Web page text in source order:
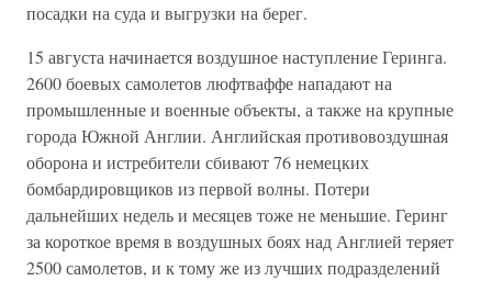
посадки на суда и выгрузки на берег.
15 августа начинается воздушное наступление Геринга.
2600 боевых самолетов люфтваффе нападают на
промышленные и военные объекты, а также на крупные
города Южной Англии. Английская противовоздушная
оборона и истребители сбивают 76 немецких
бомбардировщиков из первой волны. Потери
дальнейших недель и месяцев тоже не меньшие. Геринг
за короткое время в воздушных боях над Англией теряет
2500 самолетов, и к тому же из лучших подразделений